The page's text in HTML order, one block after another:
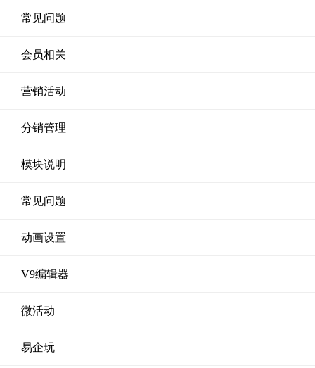
常见问题
会员相关
营销活动
分销管理
模块说明
常见问题
动画设置
V9编辑器
微活动
易企玩